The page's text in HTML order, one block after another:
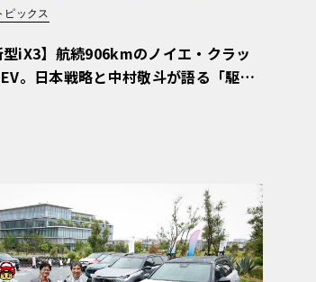
ピックス
型iX3】航続906kmのノイエ・クラッ
。日本戦略と中村敬斗が語る「駆け